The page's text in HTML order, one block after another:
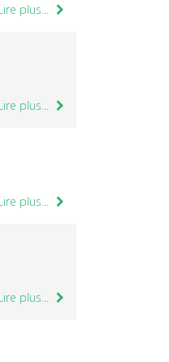
plus...
plus...
plus...
plus...